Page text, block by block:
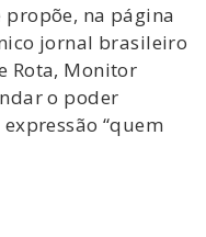
propõe, na página
jornal brasileiro
Rota, Monitor
o poder
“quem